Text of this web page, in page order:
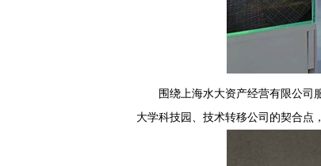
围绕上海水大资产经营有限公司
大学科技园、技术转移公司的契合点